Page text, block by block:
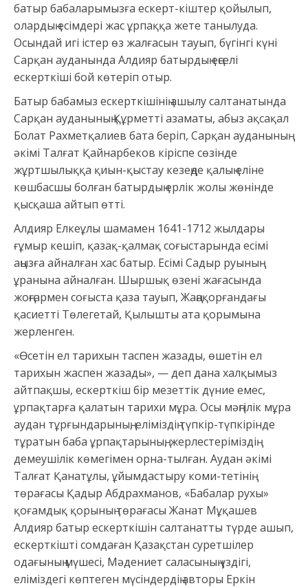
батыр бабаларымызға ескерт-кіштер қойылып,
олардың есімдері жас ұрпаққа жете танылуда.
Осындай игі істер өз жалғасын тауып, бүгінгі күні
Сарқан ауданында Алдияр батырдың еңселі
ескерткіші бой көтеріп отыр.
Батыр бабамыз ескерткішінің ашылу салтанатында
Сарқан ауданының Құрметті азаматы, абыз ақсақал
Болат Рахметқалиев бата беріп, Сарқан ауданының
әкімі Талғат Қайнарбеков кіріспе сөзінде
жұртшылыққа қиын-қыстау кезеңде қалың еліне
көшбасшы болған батырдың ерлік жолы жөнінде
қысқаша айтып өтті.
Алдияр Елкеұлы шамамен 1641-1712 жылдары
ғұмыр кешіп, қазақ-қалмақ соғыстарында есімі
аңызға айналған хас батыр. Есімі Садыр руының
ұранына айналған. Шыршық өзені жағасында
жоңғармен соғыста қаза тауып, Жаңақорғандағы
қасиетті Төлегетай, Қылышты ата қорымына
жерленген.
«Өсетін ел тарихын таспен жазады, өшетін ел
тарихын жаспен жазады», — деп дана халқымыз
айтпақшы, ескерткіш бір мезеттік дүние емес,
ұрпақтарға қалатын тарихи мұра. Осы мәңгілік мұра
аудан тұрғындарының, еліміздің түпкір-түпкірінде
тұратын баба ұрпақтарының, жерлестеріміздің
демеушілік көмегімен орна-тылған. Аудан әкімі
Талғат Қанатұлы, ұйымдастыру коми-тетінің
төрағасы Қадыр Абдрахманов, «Бабалар рухы»
қоғамдық қорының төрағасы Жанат Мұқашев
Алдияр батыр ескерткішін салтанатты түрде ашып,
ескерткішті сомдаған Қазақстан суретшілер
одағының мүшесі, Мәдениет саласының үздігі,
еліміздегі көптеген мүсіндердің авторы Еркін